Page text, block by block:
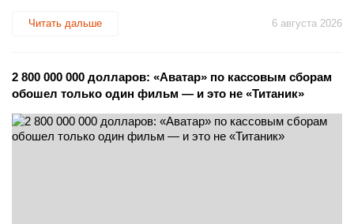
Читать дальше 6 августа 2026
2 800 000 000 долларов: «Аватар» по кассовым сборам
обошел только один фильм — и это не «Титаник»